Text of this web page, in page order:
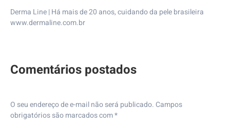
Derma Line| Há mais de 20 anos, cuidando da pele brasileira⠀
www.dermaline.com.br
O seu endereço de e-mail não será publicado. Campos
obrigatórios são marcados com*